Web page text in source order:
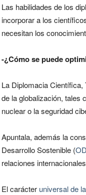
Las habilidades de los
incorporar a los
necesitan los
-¿Cómo se puede
La Diplomacia
de la globalización, tales
nuclear o la seguridad
Apuntala, además la
Desarrollo Sostenible (
relaciones
El carácter universal de